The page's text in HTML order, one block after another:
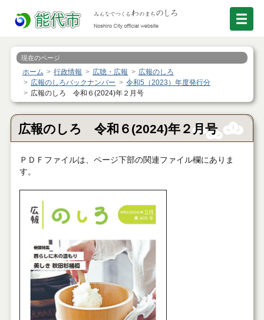
現在のページ
ホーム 行政情報 広聴・広報
広報のしろ
広報のしろバックナンバー
令和5（2023）年度発行分
広報のしろ 令和６(2024)年２月号
広報のしろ 令和６(2024)年２月号
ＰＤＦファイルは、ページ下部の関連ファイル欄にありま
す。